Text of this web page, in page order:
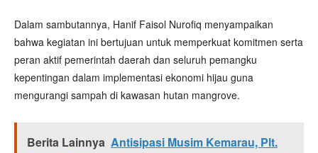
Dalam sambutannya, Hanif Faisol Nurofiq menyampaikan
bahwa kegiatan ini bertujuan untuk memperkuat komitmen serta
peran aktif pemerintah daerah dan seluruh pemangku
kepentingan dalam implementasi ekonomi hijau guna
mengurangi sampah di kawasan hutan mangrove.
Berita Lainnya Antisipasi Musim Kemarau, Plt.